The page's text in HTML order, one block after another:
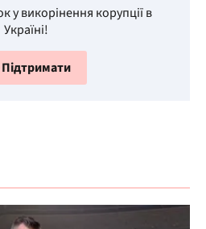
у викорінення корупції в
Україні!
Підтримати